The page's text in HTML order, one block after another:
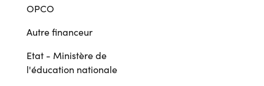
OPCO
Autre financeur
Etat - Ministère de
l'éducation nationale